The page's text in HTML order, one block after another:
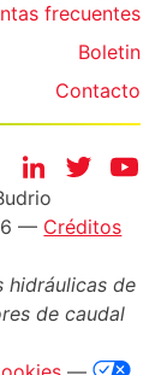
frecuentes
Boletin
Contacto
FacebookInstagram
Twitter
— Créditos
hidráulicas de
de caudal